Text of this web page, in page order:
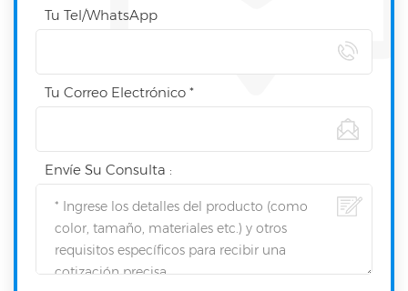
Tu Tel/WhatsApp
Tu Correo Electrónico *
Envíe Su Consulta :